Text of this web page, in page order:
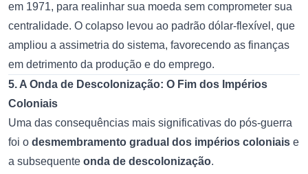
em 1971, para realinhar sua moeda sem comprometer sua
centralidade. O colapso levou ao padrão dólar-flexível, que
ampliou a assimetria do sistema, favorecendo as finanças
em detrimento da produção e do emprego.
5. A Onda de Descolonização: O Fim dos Impérios
Coloniais
Uma das consequências mais significativas do pós-guerra
foi o desmembramento gradual dos impérios coloniais e
a subsequente onda de descolonização.